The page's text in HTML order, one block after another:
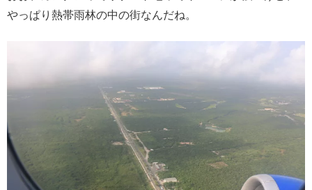
やっぱり熱帯雨林の中の街なんだね。